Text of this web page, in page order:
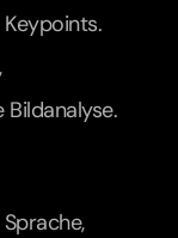
Bildanalyse.